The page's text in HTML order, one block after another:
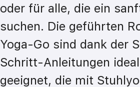
oder für alle, die ein
suchen. Die geführten
Yoga-Go sind dank der
Schritt-Anleitungen
geeignet, die mit